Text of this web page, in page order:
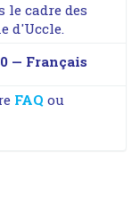
le cadre des
d'Uccle.
— Français
FAQ ou